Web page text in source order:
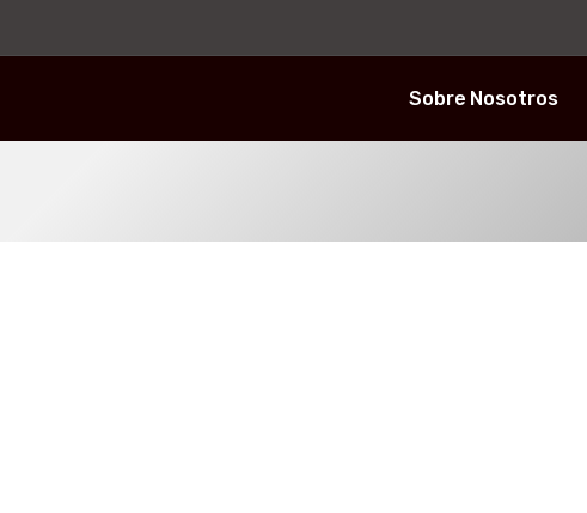
Sobre Nosotros